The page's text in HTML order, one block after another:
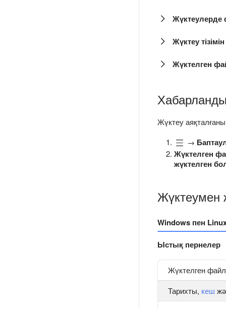
Жүктеу
Жүктелген
Жүктеу
→
Жүктелген
жүктелген
Жүктеумен
Windows пен
Ыстық пернелер
Жүктелген
Тарихты, кеш